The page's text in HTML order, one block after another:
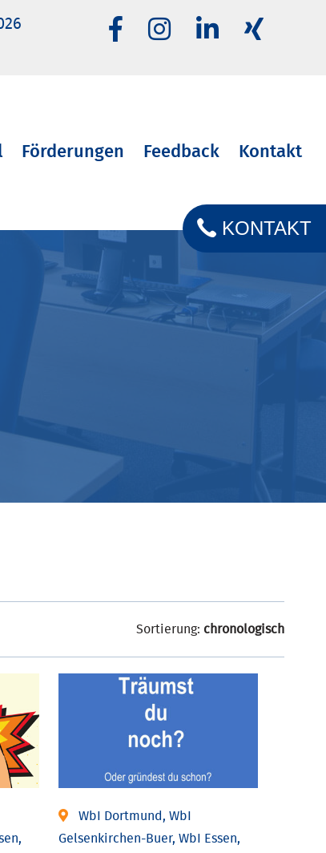
Förderungen Feedback Kontakt
KONTAKT
Sortierung: chronologisch
WbI Dortmund, WbI
Gelsenkirchen-Buer, WbI Essen,